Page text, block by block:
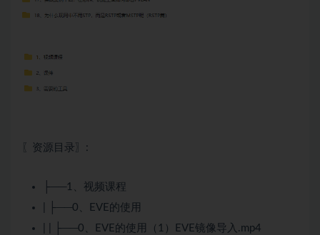
〖资源目录〗:
├──1、视频课程
| ├──0、EVE的使用
| | ├──0、EVE的使用（1）EVE镜像导入.mp4